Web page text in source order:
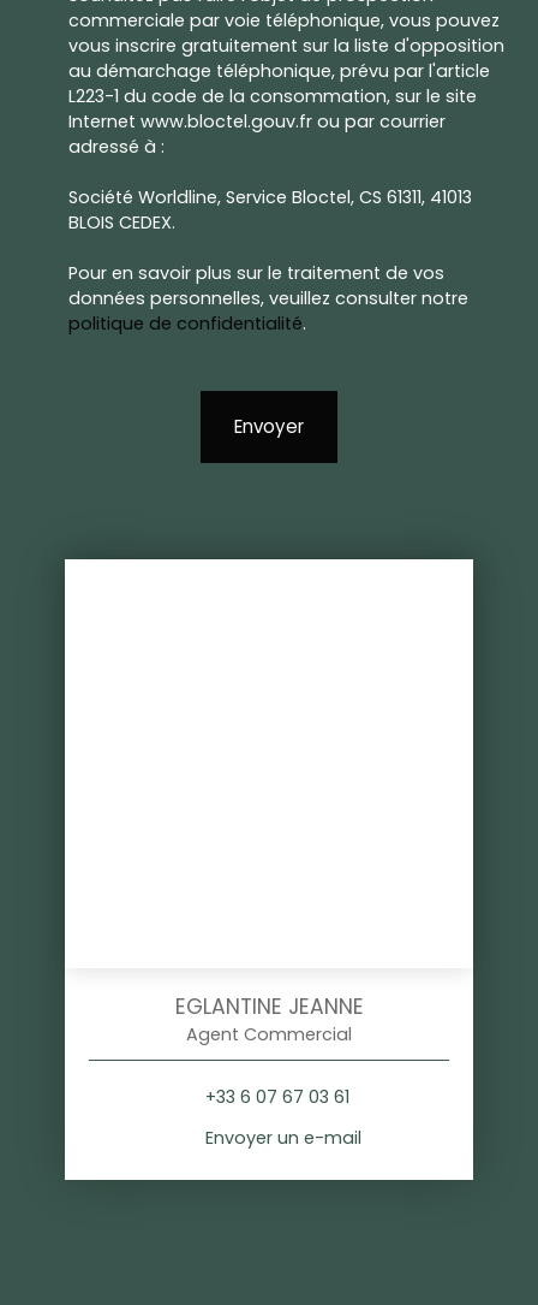
commerciale par voie téléphonique, vous pouvez
vous inscrire gratuitement sur la liste d'opposition
au démarchage téléphonique, prévu par l'article
L223-1 du code de la consommation, sur le site
Internet www.bloctel.gouv.fr ou par courrier
adressé à :
Société Worldline, Service Bloctel, CS 61311, 41013
BLOIS CEDEX.
Pour en savoir plus sur le traitement de vos
données personnelles, veuillez consulter notre
politique de confidentialité.
Envoyer
EGLANTINE JEANNE
Agent Commercial
+33 6 07 67 03 61
Envoyer un e-mail